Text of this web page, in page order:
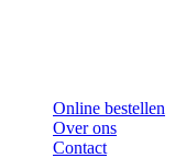
Online bestellen
Over ons
Contact